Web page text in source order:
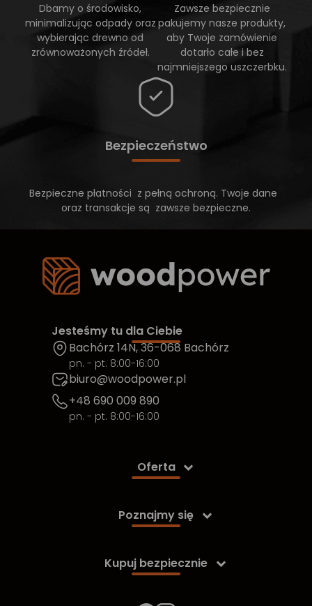
Dbamy o środowisko,
minimalizując odpady oraz
wybierając drewno od
zrównoważonych źródeł.
Zawsze bezpiecznie
pakujemy nasze produkty,
aby Twoje zamówienie
dotarło całe i bez
najmniejszego uszczerbku.
Bezpieczeństwo
Bezpieczne płatności z pełną ochroną. Twoje dane
oraz transakcje są zawsze bezpieczne.
Jesteśmy tu dla Ciebie
Bachórz 14N, 36-068 Bachórz
pn. - pt. 8:00-16:00
biuro@woodpower.pl
+48 690 009 890
pn. - pt. 8:00-16:00
Oferta 
Poznajmy się 
Kupuj bezpiecznie 